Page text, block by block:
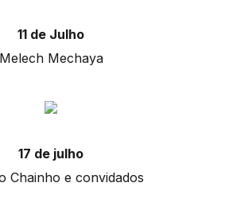
11 de Julho
Melech Mechaya
17 de julho
Chainho e convidados